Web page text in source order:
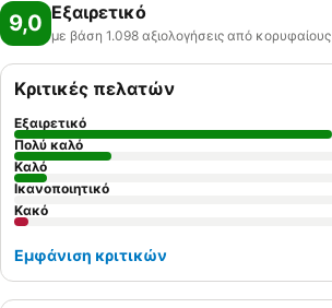
9,0 Εξαιρετικό
με βάση 1.098 αξιολογήσεις από κορυφαίους
Κριτικές πελατών
Εξαιρετικό
Πολύ καλό
Καλό
Ικανοποιητικό
Κακό
Εμφάνιση κριτικών